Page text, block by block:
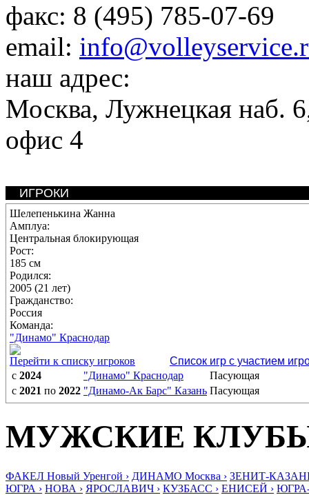
факс: 8 (495) 785-07-69
email:
наш адрес:
Москва, Лужнецкая наб.
офис 4
ИГРОКИ
Шелепенькина Жанна
Амплуа:
Центральная блокирующая
Рост:
185 см
Родился:
2005 (21 лет)
Гражданство:
Россия
Команда:
"Динамо" Краснодар
Перейти к списку игроков
Список игр с участием
с 2024 "Динамо" Краснодар
Пасующая
с 2021 по 2022 "Динамо-Ак Барс" Казань Пасующая
МУЖСКИЕ
ФАКЕЛ Новый Уренгой › ДИНАМО Москва › ЗЕНИТ-
ЮГРА › НОВА › ЯРОСЛАВИЧ › КУЗБАСС › ЕНИСЕЙ ›